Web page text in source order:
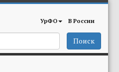
УрФО В России
Поиск